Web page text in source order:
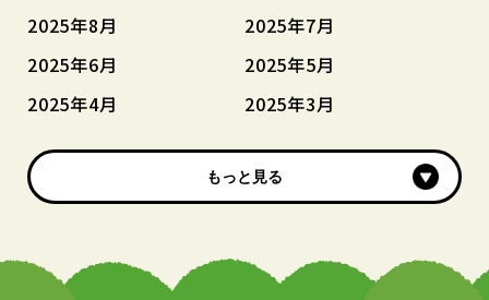
2025年8月
2025年7月
2025年6月
2025年5月
2025年4月
2025年3月
もっと見る
もっと見る